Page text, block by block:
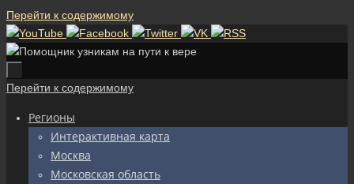
Перейти к содержимому
Перейти к содержимому
Регионы
Интерактивная карта
Москва
Московская область